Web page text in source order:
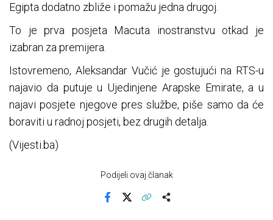
Egipta dodatno zbliže i pomažu jedna drugoj.
To je prva posjeta Macuta inostranstvu otkad je
izabran za premijera.
Istovremeno, Aleksandar Vučić je gostujući na RTS-u
najavio da putuje u Ujedinjene Arapske Emirate, a u
najavi posjete njegove pres službe, piše samo da će
boraviti u radnoj posjeti, bez drugih detalja.
(Vijesti.ba)
Podijeli ovaj članak